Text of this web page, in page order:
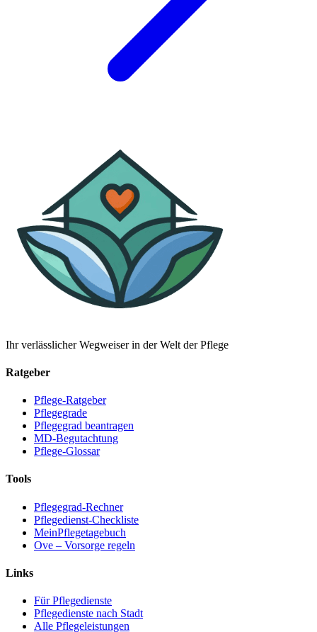
Ihr verlässlicher Wegweiser in der Welt der Pflege
Ratgeber
Pflege-Ratgeber
Pflegegrade
Pflegegrad beantragen
MD-Begutachtung
Pflege-Glossar
Tools
Pflegegrad-Rechner
Pflegedienst-Checkliste
MeinPflegetagebuch
Ove – Vorsorge regeln
Links
Für Pflegedienste
Pflegedienste nach Stadt
Alle Pflegeleistungen